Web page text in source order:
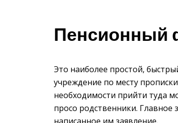
Пенсионный
Это наиболее простой,
учреждение по месту
необходимости прийти туда
просо родственники.